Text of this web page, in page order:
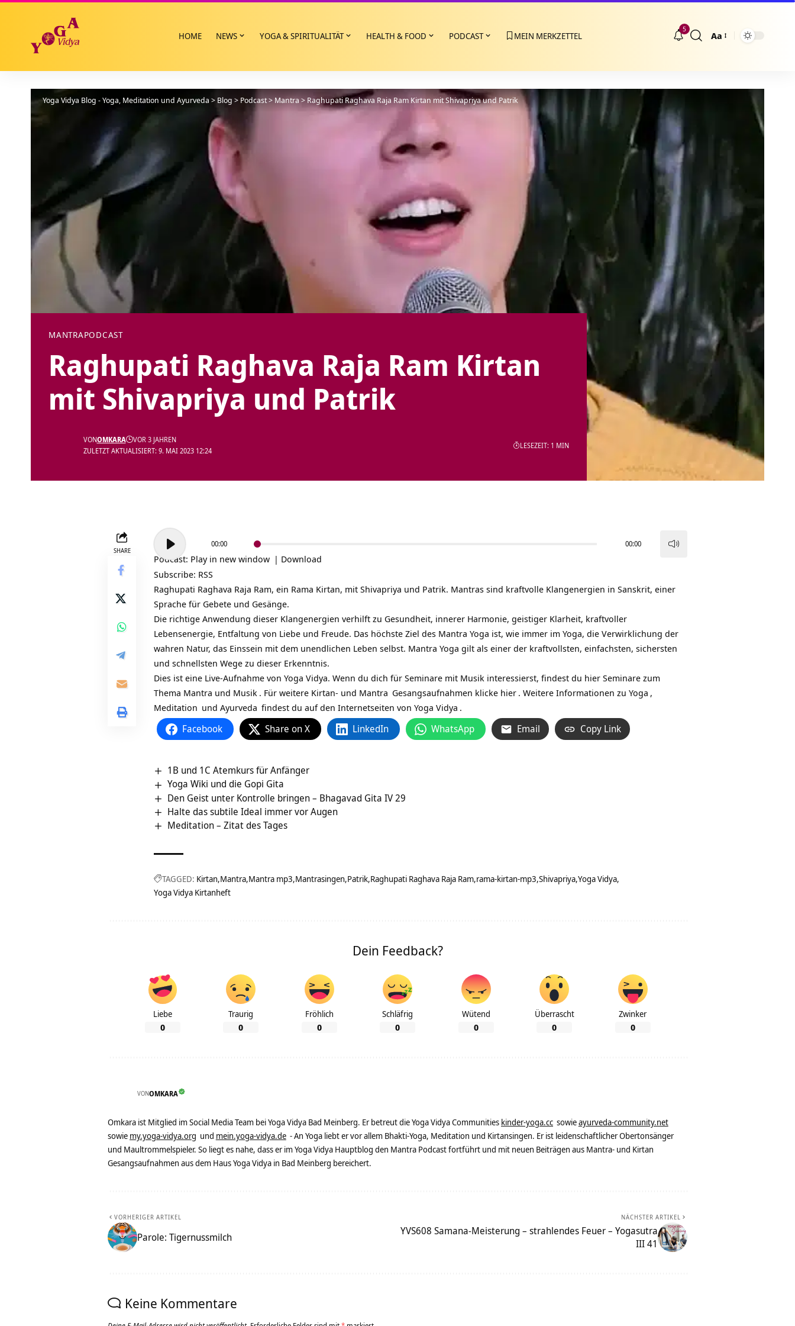
HOME NEWS YOGA & SPIRITUALITÄT HEALTH & FOOD PODCAST MEIN MERKZETTEL
5
Größenänderung
Aa
Yoga Vidya Blog - Yoga, Meditation und Ayurveda > Blog > Podcast>Mantra> Raghupati Raghava Raja Ram Kirtan mit Shivapriya und Patrik
MANTRAPODCAST
Raghupati Raghava Raja Ram Kirtan
mit Shivapriya und Patrik
ZULETZT AKTUALISIERT: 9. MAI 2023 12:24
VONOMKARA VOR 3 JAHREN
LESEZEIT: 1 MIN
SHARE
Audio-
Player
00:00 00:00
Podcast: Play in new window | Download
Subscribe: RSS
Raghupati Raghava Raja Ram, ein Rama Kirtan, mit Shivapriya und Patrik. Mantras sind kraftvolle Klangenergien in Sanskrit, einer
Sprache für Gebete und Gesänge.
Die richtige Anwendung dieser Klangenergien verhilft zu Gesundheit, innerer Harmonie, geistiger Klarheit, kraftvoller
Lebensenergie, Entfaltung von Liebe und Freude. Das höchste Ziel des Mantra Yoga ist, wie immer im Yoga, die Verwirklichung der
wahren Natur, das Einssein mit dem unendlichen Leben selbst. Mantra Yoga gilt als einer der kraftvollsten, einfachsten, sichersten
und schnellsten Wege zu dieser Erkenntnis.
Dies ist eine Live-Aufnahme von Yoga Vidya. Wenn du dich für Seminare mit Musik interessierst, findest du hier Seminare zum
Thema Mantra und Musik . Für weitere Kirtan- und Mantra Gesangsaufnahmen klicke hier . Weitere Informationen zu Yoga ,
Meditation und Ayurveda findest du auf den Internetseiten von Yoga Vidya .
Facebook Share on X LinkedIn WhatsApp Email Copy Link
1B und 1C Atemkurs für Anfänger
Yoga Wiki und die Gopi Gita
Den Geist unter Kontrolle bringen – Bhagavad Gita IV 29
Halte das subtile Ideal immer vor Augen
Meditation – Zitat des Tages
TAGGED: Kirtan Mantra Mantra mp3 Mantrasingen Patrik Raghupati Raghava Raja Ram rama-kirtan-mp3 Shivapriya Yoga Vidya
Yoga Vidya Kirtanheft
Dein Feedback?
Liebe
0
Traurig
0
Fröhlich
0
Schläfrig
0
Wütend
0
Überrascht
0
Zwinker
0
VONOMKARA
Omkara ist Mitglied im Social Media Team bei Yoga Vidya Bad Meinberg. Er betreut die Yoga Vidya Communities kinder-yoga.cc sowieayurveda-community.net
sowie my.yoga-vidya.org und mein.yoga-vidya.de - An Yoga liebt er vor allem Bhakti-Yoga, Meditation und Kirtansingen. Er ist leidenschaftlicher Obertonsänger
und Maultrommelspieler. So liegt es nahe, dass er im Yoga Vidya Hauptblog den Mantra Podcast fortführt und mit neuen Beiträgen aus Mantra- und Kirtan
Gesangsaufnahmen aus dem Haus Yoga Vidya in Bad Meinberg bereichert.
VORHERIGER ARTIKEL
Parole: Tigernussmilch
NÄCHSTER ARTIKEL
YVS608 Samana-Meisterung – strahlendes Feuer – Yogasutra
III 41
Keine Kommentare